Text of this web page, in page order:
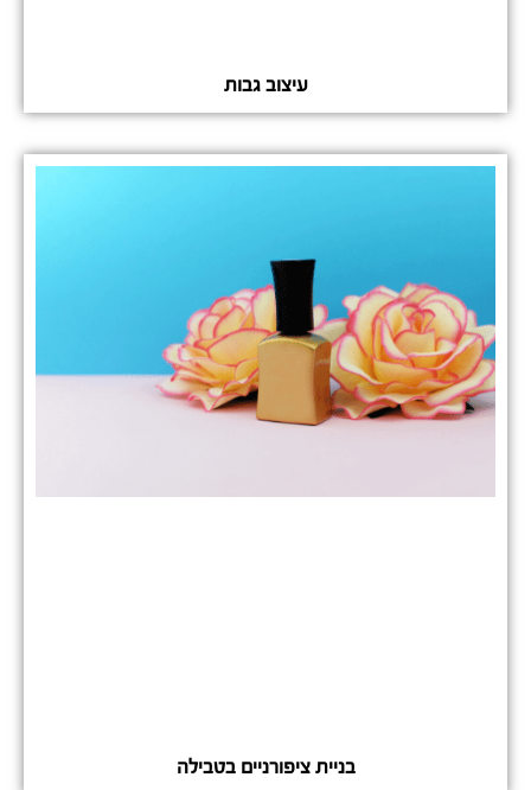
עיצוב גבות
בניית ציפורניים בטבילה